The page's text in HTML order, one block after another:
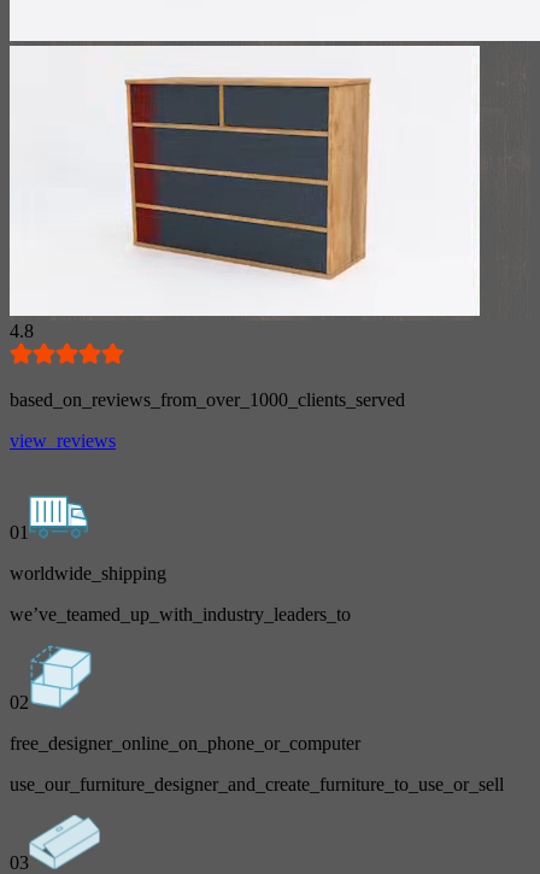
4.8
based_on_reviews_from_over_1000_clients_served
view_reviews
01
worldwide_shipping
we’ve_teamed_up_with_industry_leaders_to
02
free_designer_online_on_phone_or_computer
use_our_furniture_designer_and_create_furniture_to_use_or_sell
03